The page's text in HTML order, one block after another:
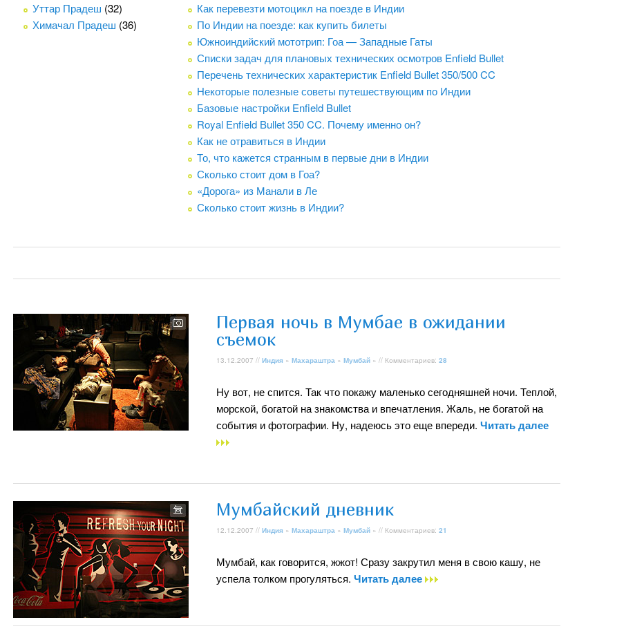
Уттар Прадеш (32)
Химачал Прадеш (36)
Как перевезти мотоцикл на поезде в Индии
По Индии на поезде: как купить билеты
Южноиндийский мототрип: Гоа — Западные Гаты
Списки задач для плановых технических осмотров Enfield Bullet
Перечень технических характеристик Enfield Bullet 350/500 CC
Некоторые полезные советы путешествующим по Индии
Базовые настройки Enfield Bullet
Royal Enfield Bullet 350 CC. Почему именно он?
Как не отравиться в Индии
То, что кажется странным в первые дни в Индии
Сколько стоит дом в Гоа?
«Дорога» из Манали в Ле
Сколько стоит жизнь в Индии?
Первая ночь в Мумбае в ожидании
съемок
13.12.2007 // Индия » Махараштра » Мумбай » // Комментариев: 28
Ну вот, не спится. Так что покажу маленько сегодняшней ночи. Теплой,
морской, богатой на знакомства и впечатления. Жаль, не богатой на
события и фотографии. Ну, надеюсь это еще впереди. Читать далее
Мумбайский дневник
12.12.2007 // Индия » Махараштра » Мумбай » // Комментариев: 21
Мумбай, как говорится, жжот! Сразу закрутил меня в свою кашу, не
успела толком прогуляться. Читать далее